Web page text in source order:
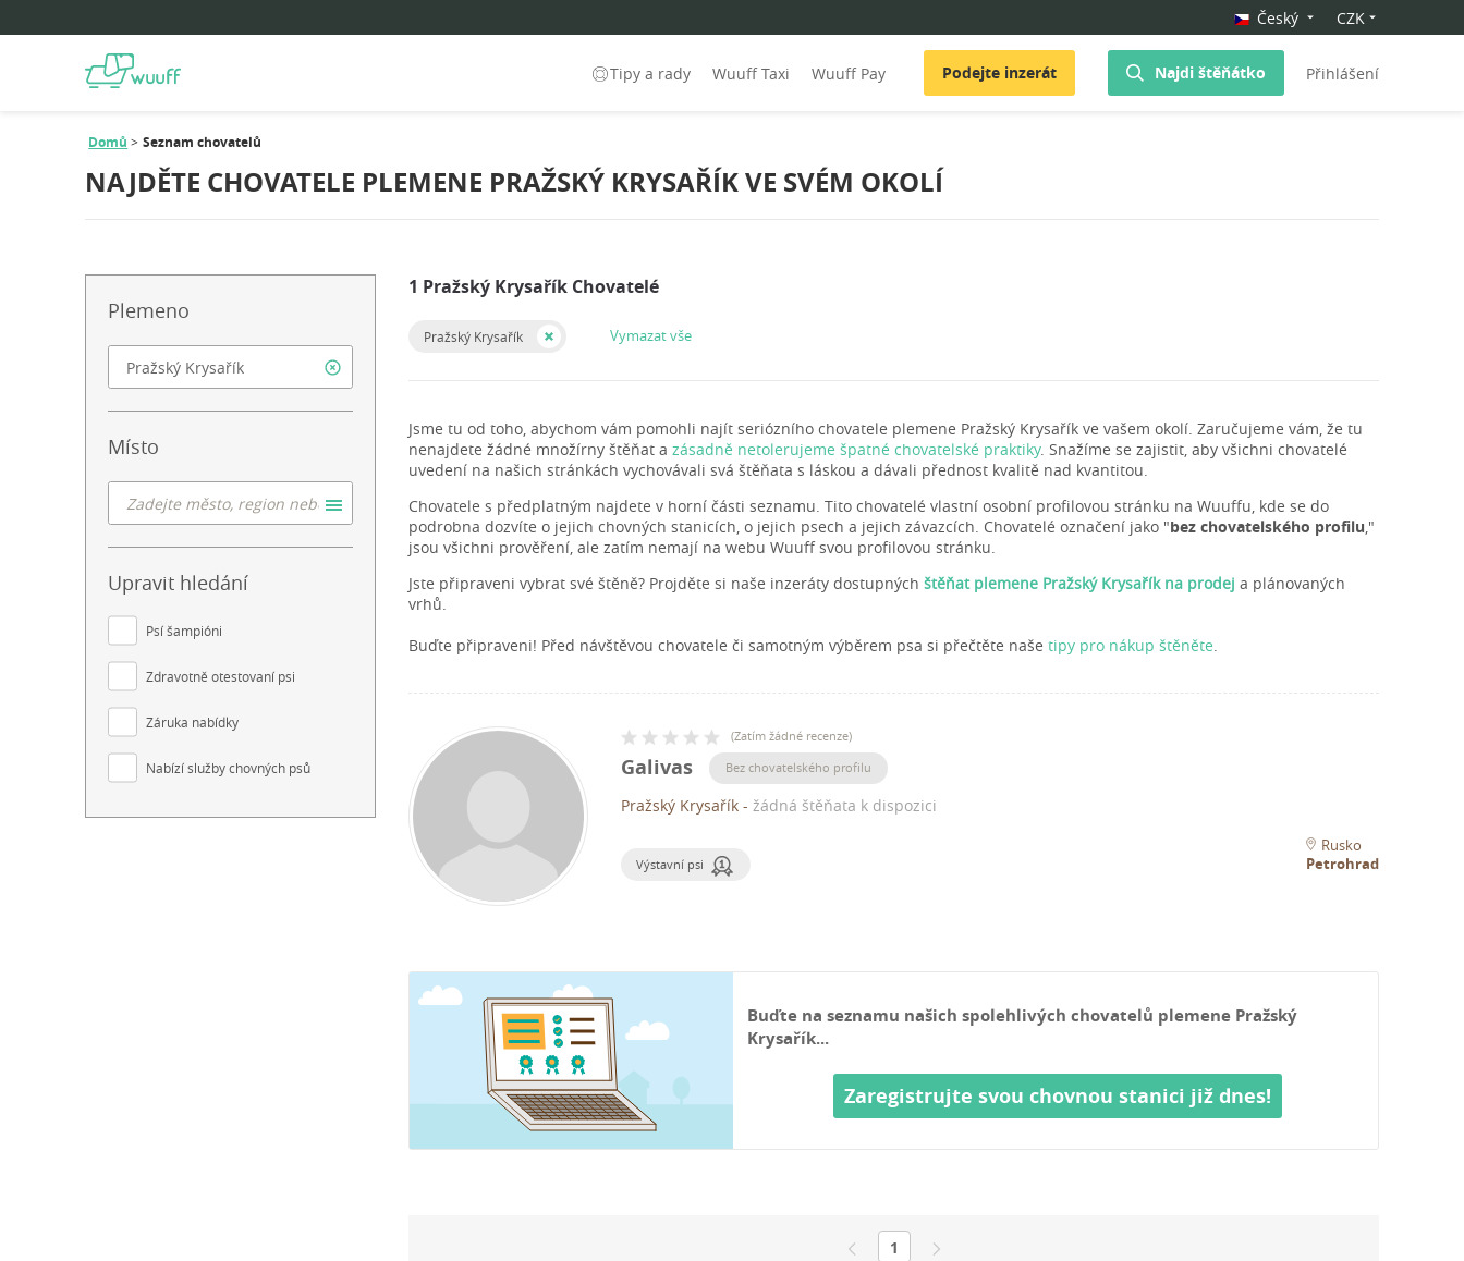
Český CZK
Tipy a rady Wuuff Taxi Wuuff Pay Podejte inzerát Najdi štěňátko Přihlášení
Domů Seznam chovatelů
NAJDĚTE CHOVATELE PLEMENE PRAŽSKÝ KRYSAŘÍK VE SVÉM OKOLÍ
Plemeno
Místo
Upravit hledání
Psí šampióni
Zdravotně otestovaní psi
Záruka nabídky
Nabízí služby chovných psů
1 Pražský Krysařík Chovatelé
Pražský Krysařík Vymazat vše
Jsme tu od toho, abychom vám pomohli najít seriózního chovatele plemene Pražský Krysařík ve vašem okolí. Zaručujeme vám, že tu
nenajdete žádné množírny štěňat a zásadně netolerujeme špatné chovatelské praktiky. Snažíme se zajistit, aby všichni chovatelé
uvedení na našich stránkách vychovávali svá štěňata s láskou a dávali přednost kvalitě nad kvantitou.
Chovatele s předplatným najdete v horní části seznamu. Tito chovatelé vlastní osobní profilovou stránku na Wuuffu, kde se do
podrobna dozvíte o jejich chovných stanicích, o jejich psech a jejich závazcích. Chovatelé označení jako "bez chovatelského profilu,"
jsou všichni prověření, ale zatím nemají na webu Wuuff svou profilovou stránku.
Jste připraveni vybrat své štěně? Projděte si naše inzeráty dostupných štěňat plemene Pražský Krysařík na prodej a plánovaných
vrhů.
Buďte připraveni! Před návštěvou chovatele či samotným výběrem psa si přečtěte naše tipy pro nákup štěněte.
(Zatím žádné recenze)
Galivas Bez chovatelského profilu
Pražský Krysařík - žádná štěňata k dispozici
Výstavní psi
Rusko
Petrohrad
Buďte na seznamu našich spolehlivých chovatelů plemene Pražský
Krysařík...
Zaregistrujte svou chovnou stanici již dnes!
1